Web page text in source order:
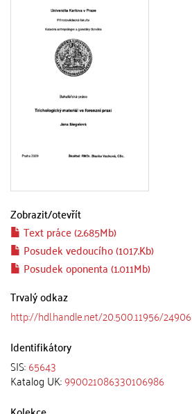
Zobrazit/otevřít
Text práce (2.685Mb)
Posudek vedoucího (1017.Kb)
Posudek oponenta (1.011Mb)
Trvalý odkaz
http://hdl.handle.net/20.500.11956/24906
Identifikátory
SIS:65643
Katalog UK:990021086330106986